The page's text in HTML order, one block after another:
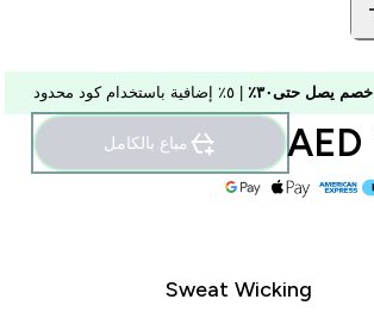
خصم يصل حتى٣٠٪
مباع بالكامل
Sweat Wicking